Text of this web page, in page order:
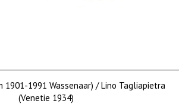
1901-1991 Wassenaar) / Lino Tagliapietra
(Venetie 1934)